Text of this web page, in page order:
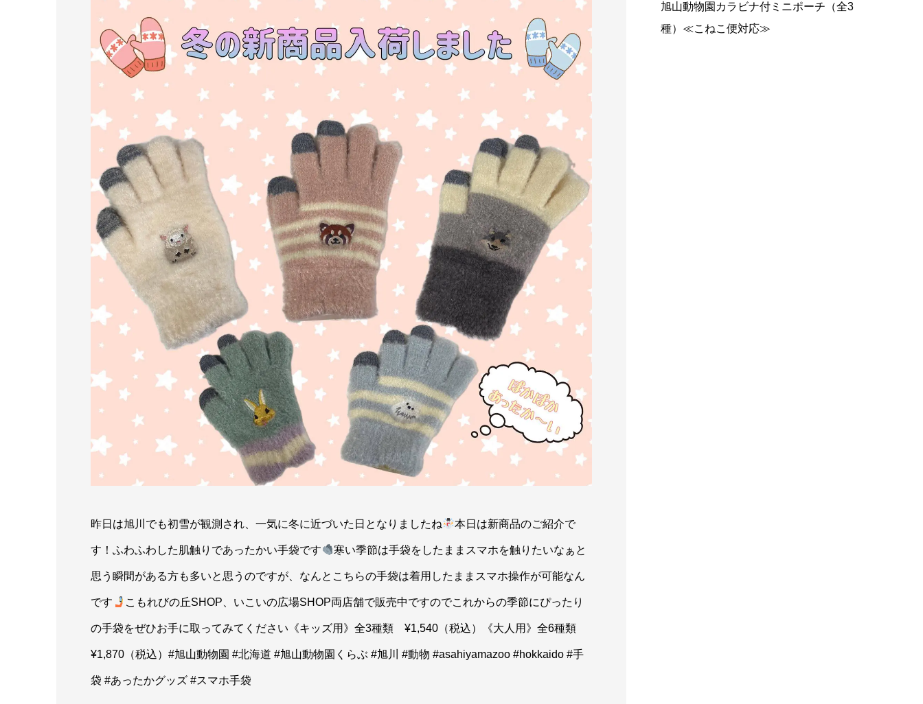
昨日は旭川でも初雪が観測され、一気に冬に近づいた日となりましたね 本日は新商品のご紹介で
す！ふわふわした肌触りであったかい手袋です 寒い季節は手袋をしたままスマホを触りたいなぁと
思う瞬間がある方も多いと思うのですが、なんとこちらの手袋は着用したままスマホ操作が可能なん
です こもれびの丘SHOP、いこいの広場SHOP両店舗で販売中ですのでこれからの季節にぴったり
の手袋をぜひお手に取ってみてください 《キッズ用》全3種類 ¥1,540（税込）《大人用》全6種類
¥1,870（税込）#旭山動物園 #北海道 #旭山動物園くらぶ #旭川 #動物 #asahiyamazoo #hokkaido #手
袋 #あったかグッズ #スマホ手袋
旭山動物園カラビナ付ミニポーチ（全3
種）≪こねこ便対応≫